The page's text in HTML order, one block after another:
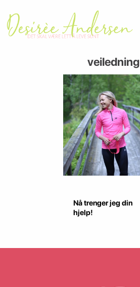
veiledning
Nå trenger jeg din
hjelp!